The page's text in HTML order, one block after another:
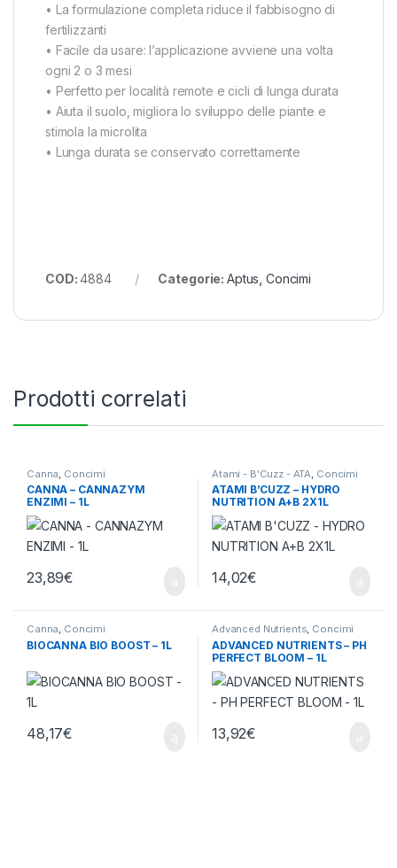
• La formulazione completa riduce il fabbisogno di
fertilizzanti
• Facile da usare: l’applicazione avviene una volta
ogni 2 o 3 mesi
• Perfetto per località remote e cicli di lunga durata
• Aiuta il suolo, migliora lo sviluppo delle piante e
stimola la microlita
• Lunga durata se conservato correttamente
COD:4884 Categorie: Aptus Concimi
Prodotti correlati
Canna Concimi
CANNA – CANNAZYM
ENZIMI – 1L
23,89€
Atami - B'Cuzz - ATA Concimi
ATAMI B’CUZZ – HYDRO
NUTRITION A+B 2X1L
14,02€
Canna, Concimi
BIOCANNA BIO BOOST – 1L
48,17€
Advanced Nutrients, Concimi
ADVANCED NUTRIENTS – PH
PERFECT BLOOM – 1L
13,92€